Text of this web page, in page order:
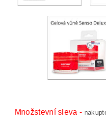
Množstevní sleva -